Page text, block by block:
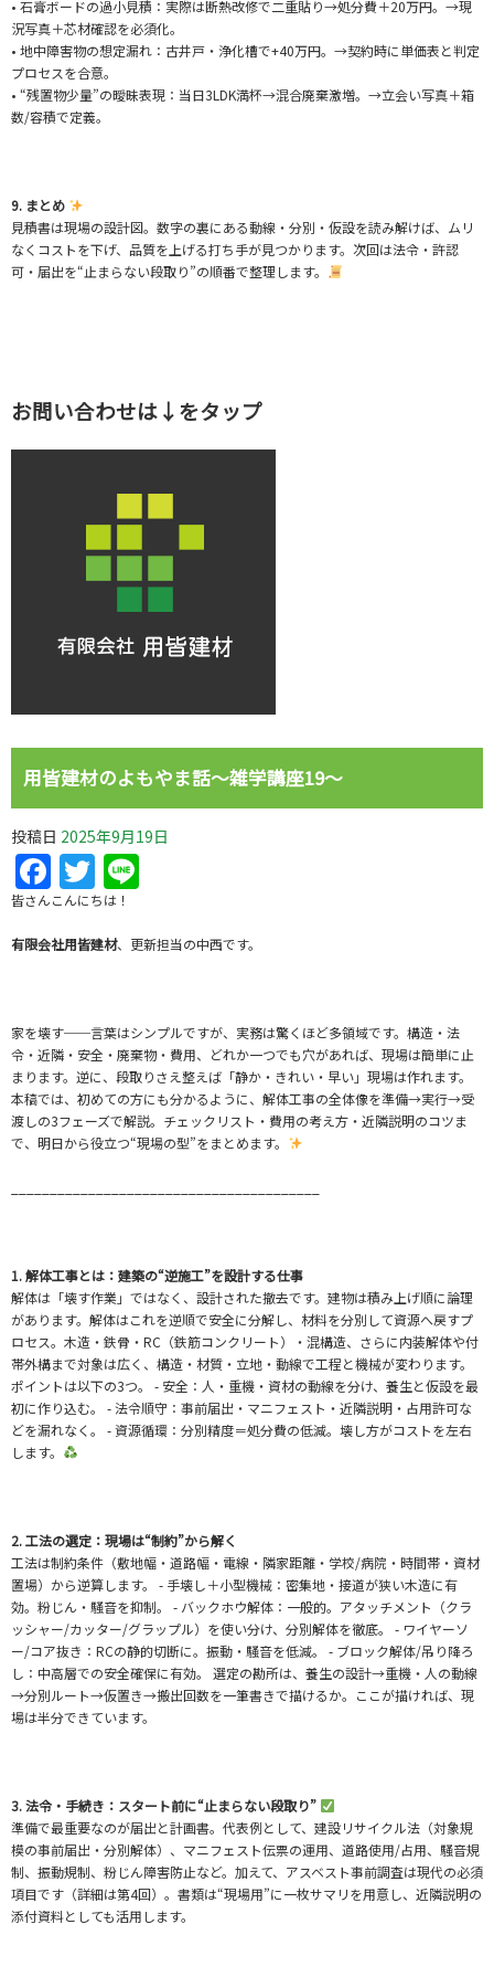
• 石膏ボードの過小見積：実際は断熱改修で二重貼り→処分費＋20万円。→現
況写真＋芯材確認を必須化。
• 地中障害物の想定漏れ：古井戸・浄化槽で+40万円。→契約時に単価表と判定
プロセスを合意。
• “残置物少量”の曖昧表現：当日3LDK満杯→混合廃棄激増。→立会い写真＋箱
数/容積で定義。
9. まとめ
見積書は現場の設計図。数字の裏にある動線・分別・仮設を読み解けば、ムリ
なくコストを下げ、品質を上げる打ち手が見つかります。次回は法令・許認
可・届出を“止まらない段取り”の順番で整理します。
お問い合わせは↓をタップ
用皆建材のよもやま話～雑学講座19～
投稿日 2025年9月19日
Facebook
Twitter
皆さんこんにちは！
有限会社用皆建材、更新担当の中西です。
家を壊す──言葉はシンプルですが、実務は驚くほど多領域です。構造・法
令・近隣・安全・廃棄物・費用、どれか一つでも穴があれば、現場は簡単に止
まります。逆に、段取りさえ整えば「静か・きれい・早い」現場は作れます。
本稿では、初めての方にも分かるように、解体工事の全体像を準備→実行→受
渡しの3フェーズで解説。チェックリスト・費用の考え方・近隣説明のコツま
で、明日から役立つ“現場の型”をまとめます。
1. 解体工事とは：建築の“逆施工”を設計する仕事
解体は「壊す作業」ではなく、設計された撤去です。建物は積み上げ順に論理
があります。解体はこれを逆順で安全に分解し、材料を分別して資源へ戻すプ
ロセス。木造・鉄骨・RC（鉄筋コンクリート）・混構造、さらに内装解体や付
帯外構まで対象は広く、構造・材質・立地・動線で工程と機械が変わります。
ポイントは以下の3つ。 - 安全：人・重機・資材の動線を分け、養生と仮設を最
初に作り込む。 - 法令順守：事前届出・マニフェスト・近隣説明・占用許可な
どを漏れなく。 - 資源循環：分別精度＝処分費の低減。壊し方がコストを左右
します。
2. 工法の選定：現場は“制約”から解く
工法は制約条件（敷地幅・道路幅・電線・隣家距離・学校/病院・時間帯・資材
置場）から逆算します。 - 手壊し＋小型機械：密集地・接道が狭い木造に有
効。粉じん・騒音を抑制。 - バックホウ解体：一般的。アタッチメント（クラ
ッシャー/カッター/グラップル）を使い分け、分別解体を徹底。 - ワイヤーソ
ー/コア抜き：RCの静的切断に。振動・騒音を低減。 - ブロック解体/吊り降ろ
し：中高層での安全確保に有効。 選定の勘所は、養生の設計→重機・人の動線
→分別ルート→仮置き→搬出回数を一筆書きで描けるか。ここが描ければ、現
場は半分できています。
3. 法令・手続き：スタート前に“止まらない段取り”
準備で最重要なのが届出と計画書。代表例として、建設リサイクル法（対象規
模の事前届出・分別解体）、マニフェスト伝票の運用、道路使用/占用、騒音規
制、振動規制、粉じん障害防止など。加えて、アスベスト事前調査は現代の必須
項目です（詳細は第4回）。書類は“現場用”に一枚サマリを用意し、近隣説明の
添付資料としても活用します。